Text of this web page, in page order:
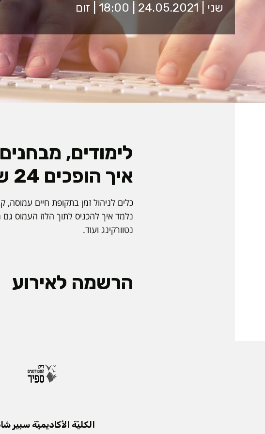
שני | 24.05.2021 | 18:00 | זום
לימודים,
איך הופכים 24 שעות ליותר?
כלים לניהול זמן בתקופת חיים עמוסה,
נלמד איך להכניס לתוך הלוז העמוס
נטוורקינג ועוד.
הרשמה לאירוע
الكليّة الأكاديميّة سبير شاطئ